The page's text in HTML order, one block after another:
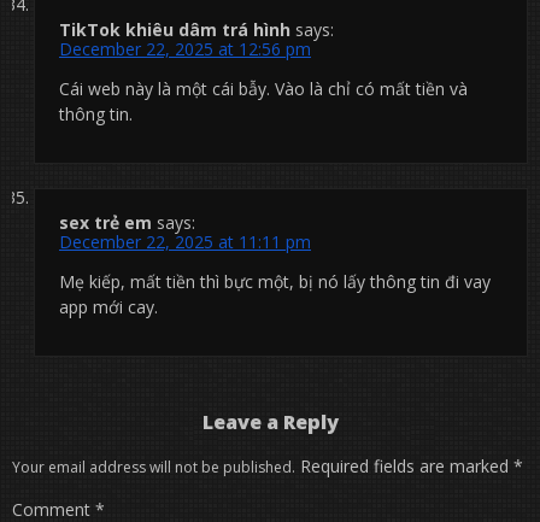
TikTok khiêu dâm trá hình says:
December 22, 2025 at 12:56 pm
Cái web này là một cái bẫy. Vào là chỉ có mất tiền và
thông tin.
sex trẻ em says:
December 22, 2025 at 11:11 pm
Mẹ kiếp, mất tiền thì bực một, bị nó lấy thông tin đi vay
app mới cay.
Leave a Reply
Your email address will not be published. Required fields are marked *
Comment *